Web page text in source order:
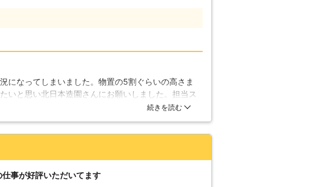
しかし、「音が出る」という欠点があります。刃のス
考えられます。 【当社が責任を負いま
わりに全ての責任を負います。お客様は草刈り、芝
待ちいただければそれで大丈夫です。周囲に気を配る
れが「北日本造園(株)」なのです！
になってしまいました。物置の5割ぐらいの高さま
いと思い北日本造園さんにお願いしました。担当ス
自分の草取りでは雲泥の差だなと感じました。仕上
続きを読む
事が好評いただいてます